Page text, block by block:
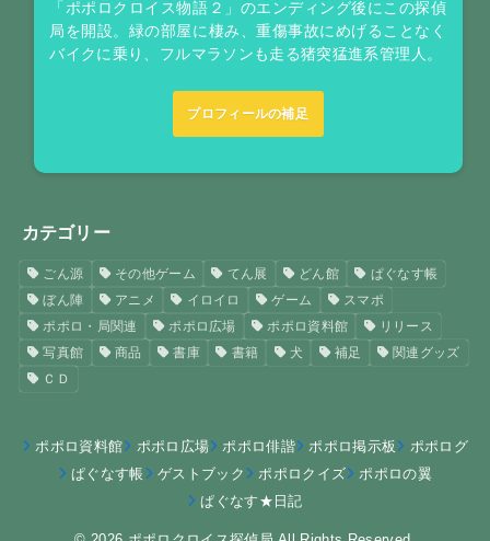
「ポポロクロイス物語２」のエンディング後にこの探偵
局を開設。緑の部屋に棲み、重傷事故にめげることなく
バイクに乗り、フルマラソンも走る猪突猛進系管理人。
プロフィールの補足
カテゴリー
ごん源 その他ゲーム てん展 どん館
ぱぐなす帳
ぼん陣
アニメ イロイロ ゲーム
スマポ
ポポロ・局関連
ポポロ広場 ポポロ資料館
リリース
写真館
商品 書庫 書籍 犬 補足
関連グッズ
ＣＤ
ポポロ資料館 ポポロ広場 ポポロ俳諧 ポポロ掲示板
ポポログ
ぱぐなす帳
ゲストブック ポポロクイズ
ポポロの翼
ぱぐなす★日記